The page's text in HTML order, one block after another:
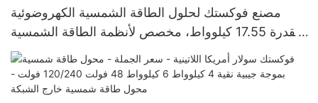
مصنع فوكستك لحلول الطاقة الشمسية الكهروضوئية
بقدرة 17.55 كيلوواط، مخصص لأنظمة الطاقة الشمسية
خارج الشبكة بجهد 120 فولت، ويخدم الإكوادور والبرازيل
وكولومبيا.